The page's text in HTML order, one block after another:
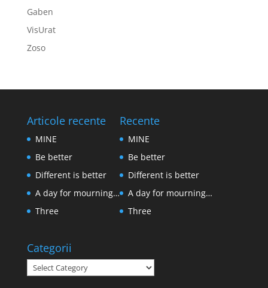
Gaben
VisUrat
Zoso
Articole recente
MINE
Be better
Different is better
A day for mourning…
Three
Recente
MINE
Be better
Different is better
A day for mourning…
Three
Categorii
Categorii